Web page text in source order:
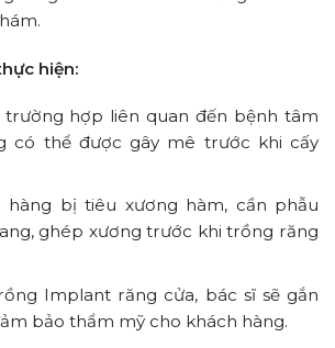
hiện:
hợp liên quan đến bệnh tâm
có thể được gây mê trước khi cấy
hàng bị tiêu xương hàm, cần phẫu
ghép xương trước khi trồng răng
Implant răng cửa, bác sĩ sẽ gắn
bảo thẩm mỹ cho khách hàng.